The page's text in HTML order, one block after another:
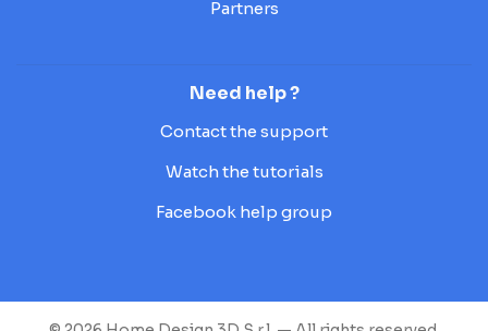
Partners
Need help ?
Contact the support
Watch the tutorials
Facebook help group